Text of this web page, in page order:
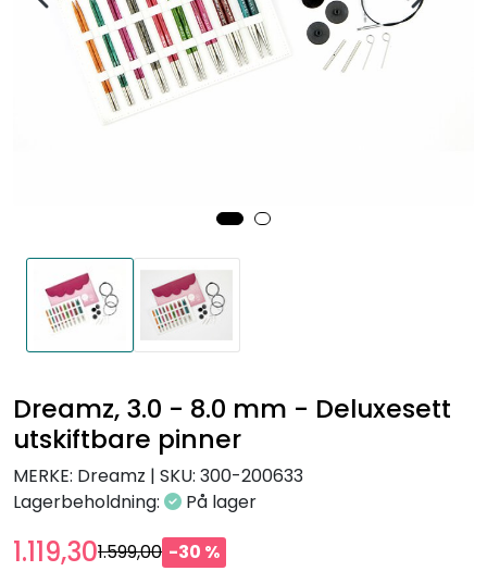
Dreamz, 3.0 - 8.0 mm - Deluxesett
utskiftbare pinner
MERKE: Dreamz | SKU: 300-200633
Lagerbeholdning:
På lager
1.119,301.599,00 -30 %